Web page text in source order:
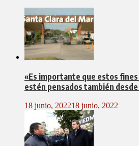
«Es importante que estos fines
estén pensados también
18 junio, 202218 junio, 2022